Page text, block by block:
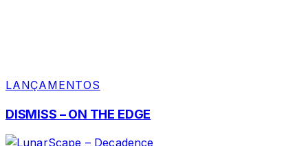
LANÇAMENTOS
DISMISS – ON THE EDGE